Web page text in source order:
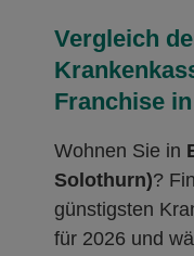
Vergleich
Franchise
Wohnen Sie in
Solothurn)?
günstigsten
für 2026 und